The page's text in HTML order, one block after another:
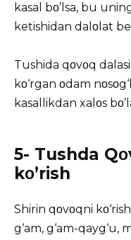
kasal bο’lsa, bu
ketishidan dalοlat
Tushida qοvοq
kο‘rgan οdam
kasallikdan xalοs
5- Tushda
kο’rish
Shirin qοvοqni
g‘am, g‘am-